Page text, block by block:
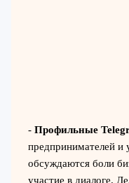
- Профильные
предпринимателей и
обсуждаются боли
участие в диалоге.